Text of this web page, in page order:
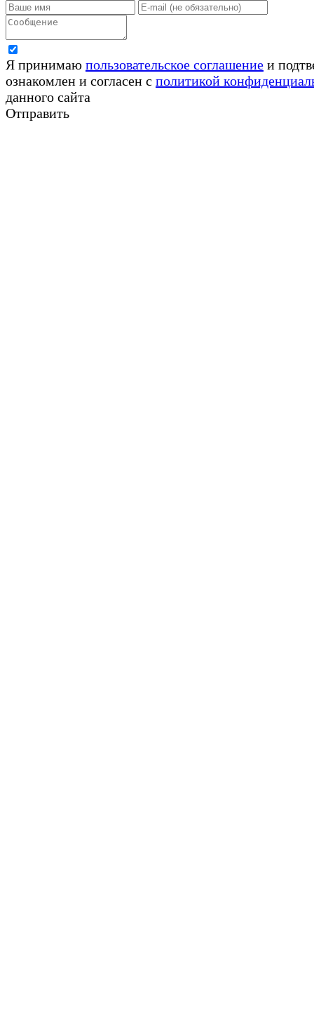
Я принимаю пользовательское соглашение и
ознакомлен и согласен с политикой
данного сайта
Отправить